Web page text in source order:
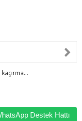
bilgileriniz 256bit
Destek Hattı